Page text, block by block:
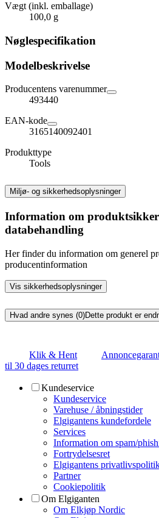
Vægt (inkl. emballage)
100,0 g
Nøglespecifikation
Modelbeskrivelse
Producentens varenummer
493440
EAN-kode
3165140092401
Produkttype
Tools
Miljø- og sikkerhedsoplysninger
Information om
databehandling
Her finder du information om generel
producentinformation
Vis sikkerhedsoplysninger
Hvad andre synes (0)Dette produkt er
Klik & Hent
til 30 dages returret
Kundeservice
Kundeservice
Varehuse / åbningstider
Elgigantens kundefordele
Services
Information om spam/
Fortrydelsesret
Elgigantens
Partner
Cookiepolitik
Om Elgiganten
Om Elkjøp Nordic